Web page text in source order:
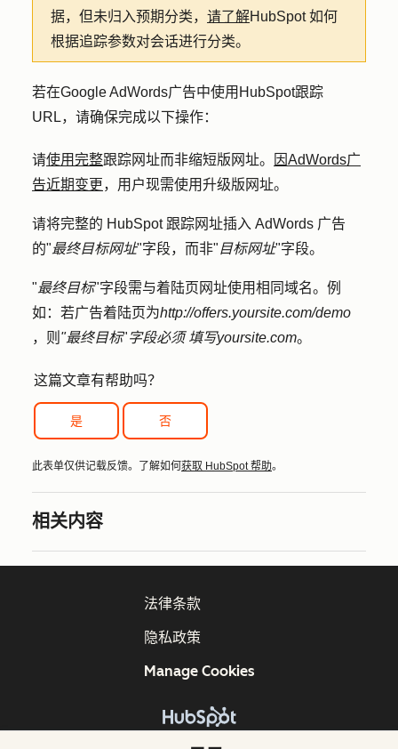
据，但未归入预期分类， 请了解HubSpot 如何
根据追踪参数对会话进行分类。
若在Google AdWords广告中使用HubSpot跟踪
URL，请确保完成以下操作：
请使用完整跟踪网址而非缩短版网址。
因AdWords广
告近期变更 ，用户现需使用升级版网址。
请将完整的 HubSpot 跟踪网址插入 AdWords 广告
的"最终目标网址"字段，而非" 目标网址"字段。
"最终目标"字段需与着陆页网址使用相同域名。例
如：若广告着陆页为http://offers.yoursite.com/demo
，则 "最终目标"字段必须填写yoursite.com。
这篇文章有帮助吗？
是 否
此表单仅供记载反馈。了解如何 获取 HubSpot 帮助。
相关内容
法律条款
隐私政策
Manage Cookies